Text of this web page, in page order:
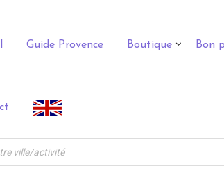
Guide Provence Boutique Bon